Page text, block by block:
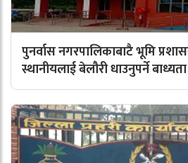
पुनर्वास नगरपालिकाबाटै भूमि
स्थानीयलाई बेलौरी धाउनुपर्ने